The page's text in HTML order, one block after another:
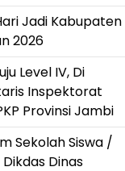
Jadi Kabupaten
2026
Level IV, Di
Inspektorat
Provinsi Jambi
Sekolah Siswa /
Dikdas Dinas